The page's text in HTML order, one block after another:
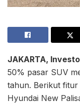
JAKARTA,
50% pasar SUV
tahun. Berikut fitur
Hyundai New